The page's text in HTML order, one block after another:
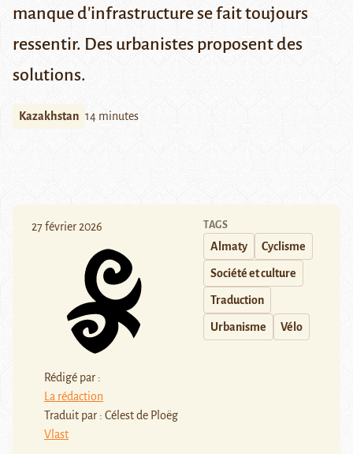
manque d'infrastructure se fait toujours
ressentir. Des urbanistes proposent des
solutions.
Kazakhstan 14 minutes
27 février 2026
Rédigé par :
La rédaction
Traduit par : Célest de Ploëg
Vlast
TAGS
Almaty Cyclisme
Société et culture
Traduction
Urbanisme Vélo